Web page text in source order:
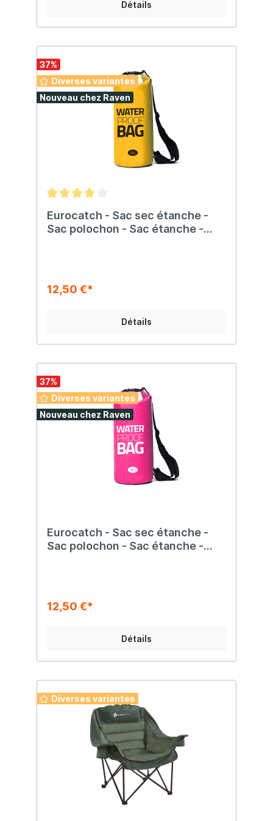
Détails
37%
Diverses variantes
Nouveau chez Raven
Eurocatch - Sac sec étanche -
Sac polochon - Sac étanche -
12,50 €*
Détails
37%
Diverses variantes
Nouveau chez Raven
Eurocatch - Sac sec étanche -
Sac polochon - Sac étanche -
12,50 €*
Détails
Diverses variantes